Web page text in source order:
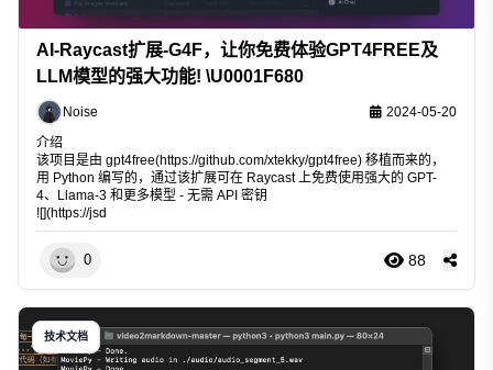
AI-Raycast扩展-G4F，让你免费体验GPT4FREE及
LLM模型的强大功能! \U0001F680
Noise
2024-05-20
介绍
该项目是由 gpt4free(https://github.com/xtekky/gpt4free) 移植而来的，
用 Python 编写的，通过该扩展可在 Raycast 上免费使用强大的 GPT-
4、Llama-3 和更多模型 - 无需 API 密钥
![](https://jsd
0 88
技术文档